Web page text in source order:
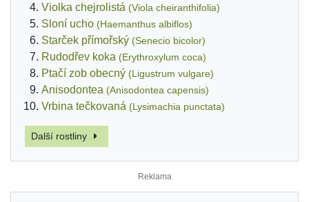
Violka chejrolistá (Viola cheiranthifolia)
Sloní ucho (Haemanthus albiflos)
Starček přímořský (Senecio bicolor)
Rudodřev koka (Erythroxylum coca)
Ptačí zob obecný (Ligustrum vulgare)
Anisodontea (Anisodontea capensis)
Vrbina tečkovaná (Lysimachia punctata)
Další rostliny